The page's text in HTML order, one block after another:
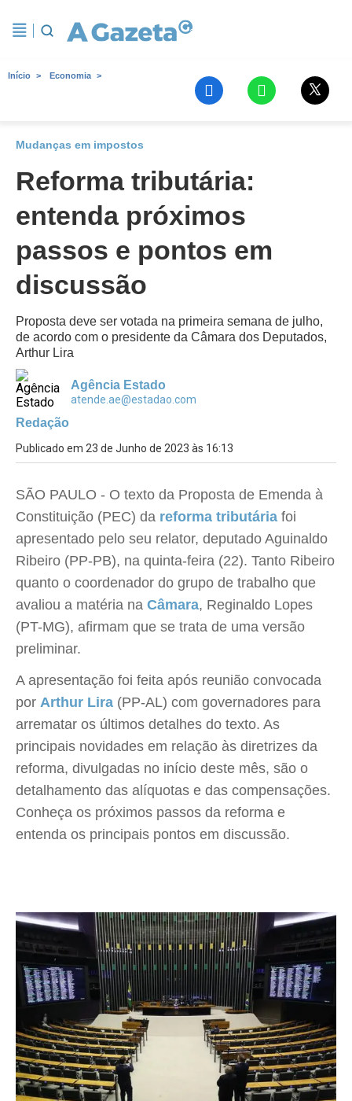
Início Economia
Mudanças em impostos
Reforma tributária:
entenda próximos
passos e pontos em
discussão
Proposta deve ser votada na primeira semana de julho,
de acordo com o presidente da Câmara dos Deputados,
Arthur Lira
Agência Estado
atende.ae@estadao.com
Redação
Publicado em 23 de Junho de 2023 às 16:13
SÃO PAULO - O texto da Proposta de Emenda à
Constituição (PEC) da reforma tributária foi
apresentado pelo seu relator, deputado Aguinaldo
Ribeiro (PP-PB), na quinta-feira (22). Tanto Ribeiro
quanto o coordenador do grupo de trabalho que
avaliou a matéria na Câmara, Reginaldo Lopes
(PT-MG), afirmam que se trata de uma versão
preliminar.
A apresentação foi feita após reunião convocada
por Arthur Lira (PP-AL) com governadores para
arrematar os últimos detalhes do texto. As
principais novidades em relação às diretrizes da
reforma, divulgadas no início deste mês, são o
detalhamento das alíquotas e das compensações.
Conheça os próximos passos da reforma e
entenda os principais pontos em discussão.